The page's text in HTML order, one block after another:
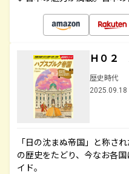
Ｈ０２
歴史時代
2025.09.18
「日の沈まぬ帝国」と称さ
の歴史をたどり、今なお各
イド。